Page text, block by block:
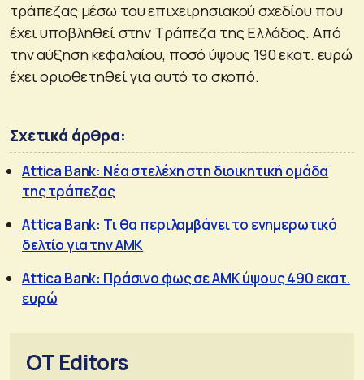
τράπεζας μέσω του επιχειρησιακού σχεδίου που
έχει υποβληθεί στην Τράπεζα της Ελλάδος. Από
την αύξηση κεφαλαίου, ποσό ύψους 190 εκατ. ευρώ
έχει οριοθετηθεί για αυτό το σκοπό.
Σχετικά άρθρα:
Attica Bank: Νέα στελέχη στη διοικητική ομάδα
της τράπεζας
Attica Bank: Τι θα περιλαμβάνει το ενημερωτικό
δελτίο για την ΑΜΚ
Attica Bank: Πράσινο φως σε ΑΜΚ ύψους 490 εκατ.
ευρώ
OT Editors